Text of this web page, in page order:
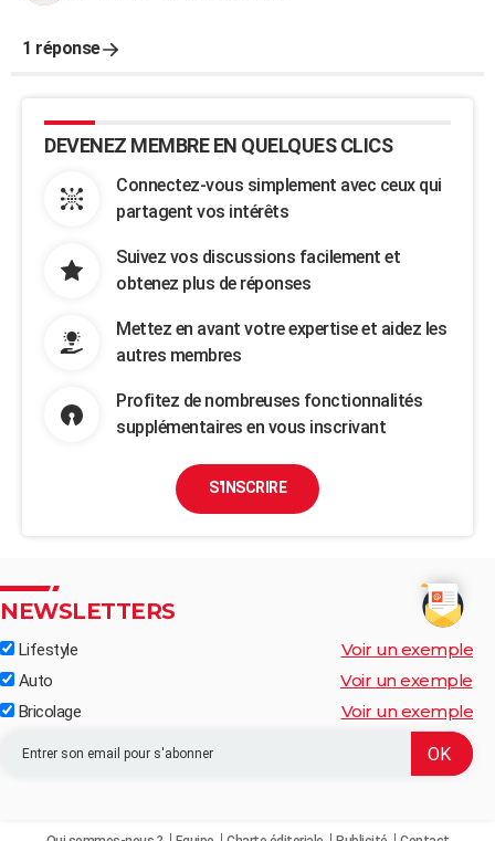
1 réponse
DEVENEZ MEMBRE EN QUELQUES CLICS
Connectez-vous simplement avec ceux qui
partagent vos intérêts
Suivez vos discussions facilement et
obtenez plus de réponses
Mettez en avant votre expertise et aidez les
autres membres
Profitez de nombreuses fonctionnalités
supplémentaires en vous inscrivant
S'INSCRIRE
NEWSLETTERS
Lifestyle Voir un exemple
Auto Voir un exemple
Bricolage Voir un exemple